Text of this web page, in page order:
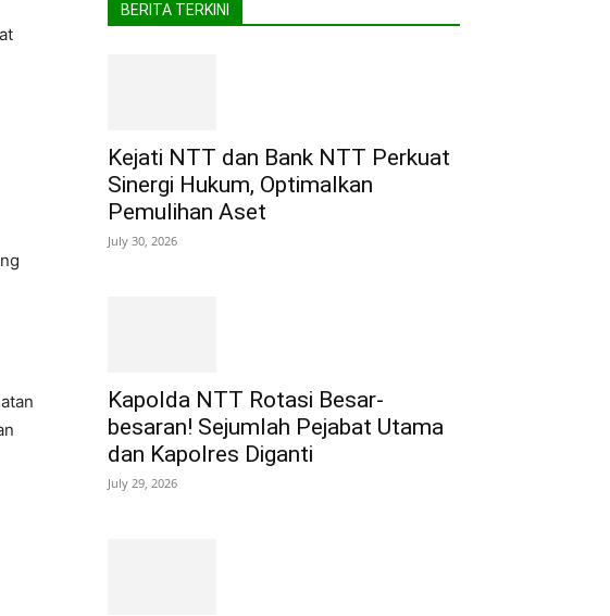
BERITA TERKINI
Kejati NTT dan Bank NTT Perkuat
Sinergi Hukum, Optimalkan
Pemulihan Aset
July 30, 2026
Kapolda NTT Rotasi Besar-
besaran! Sejumlah Pejabat Utama
dan Kapolres Diganti
July 29, 2026